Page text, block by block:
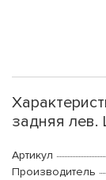
задняя лев.
Артикул
Производитель